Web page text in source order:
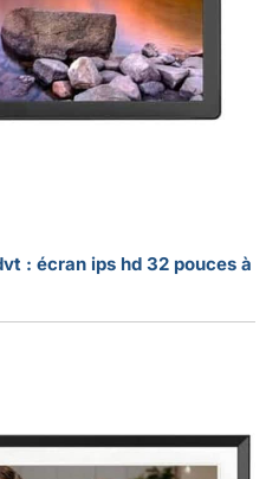
: écran ips hd 32 pouces à